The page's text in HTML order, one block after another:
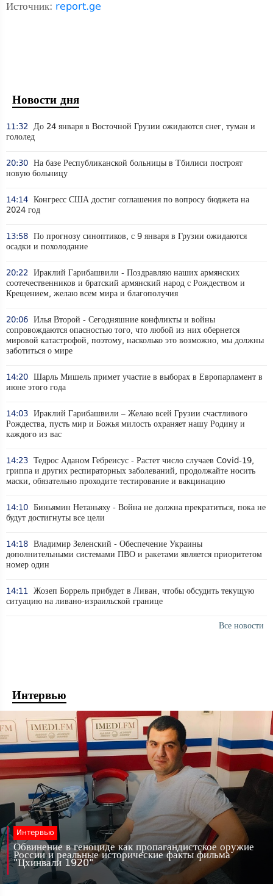
Источник: report.ge
Новости дня
11:32 До 24 января в Восточной Грузии ожидаются снег, туман и
гололед
20:30 На базе Республиканской больницы в Тбилиси построят
новую больницу
14:14 Конгресс США достиг соглашения по вопросу бюджета на
2024 год
13:58 По прогнозу синоптиков, с 9 января в Грузии ожидаются
осадки и похолодание
20:22 Ираклий Гарибашвили - Поздравляю наших армянских
соотечественников и братский армянский народ с Рождеством и
Крещением, желаю всем мира и благополучия
20:06 Илья Второй - Сегодняшние конфликты и войны
сопровождаются опасностью того, что любой из них обернется
мировой катастрофой, поэтому, насколько это возможно, мы должны
заботиться о мире
14:20 Шарль Мишель примет участие в выборах в Европарламент в
июне этого года
14:03 Ираклий Гарибашвили – Желаю всей Грузии счастливого
Рождества, пусть мир и Божья милость охраняет нашу Родину и
каждого из вас
14:23 Тедрос Аданом Гебреисус - Растет число случаев Covid-19,
гриппа и других респираторных заболеваний, продолжайте носить
маски, обязательно проходите тестирование и вакцинацию
14:10 Биньямин Нетаньяху - Война не должна прекратиться, пока не
будут достигнуты все цели
14:18 Владимир Зеленский - Обеспечение Украины
дополнительными системами ПВО и ракетами является приоритетом
номер один
14:11 Жозеп Боррель прибудет в Ливан, чтобы обсудить текущую
ситуацию на ливано-израильской границе
Все новости
Интервью
Интервью
Обвинение в геноциде как пропагандистское оружие
России и реальные исторические факты фильма
"Цхинвали 1920"